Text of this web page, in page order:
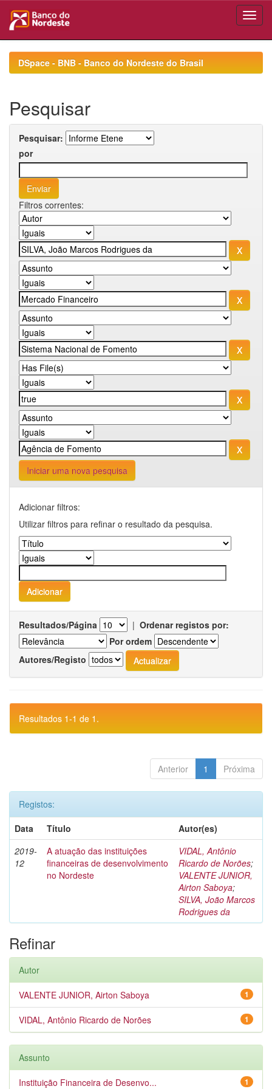
navigationDSpace - BNB - Banco do Nordeste do Brasil
Pesquisar
Pesquisar:
por
Filtros correntes:
Iniciar uma nova pesquisa
Adicionar filtros:
Utilizar filtros para refinar o resultado da pesquisa.
Resultados/Página | Ordenar registos por:
Por ordem
Autores/Registo
Resultados 1-1 de 1.
Anterior 1 Próxima
Registos:
Data
Título
Autor(es)
2019-
12
A atuação das instituições
financeiras de desenvolvimento
no Nordeste
VIDAL, Antônio
Ricardo de Norões;
VALENTE JUNIOR,
Airton Saboya;
SILVA, João Marcos
Rodrigues da
Refinar
Autor
1
VALENTE JUNIOR, Airton Saboya
1
VIDAL, Antônio Ricardo de Norões
Assunto
1
Instituição Financeira de Desenvo...